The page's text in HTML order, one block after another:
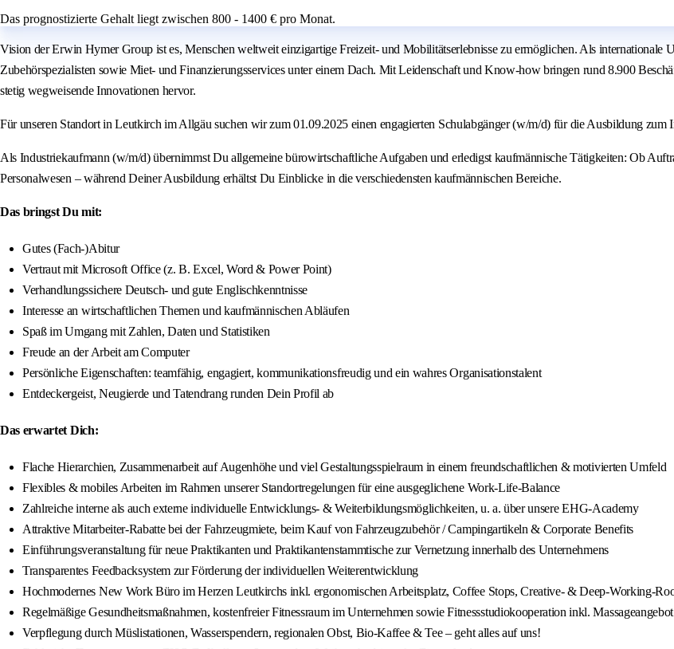
Das prognostizierte Gehalt liegt zwischen 800 - 1400 € pro Monat.
Vision der Erwin Hymer Group ist es, Menschen weltweit einzigartige Freizeit- und Mobilitätserlebnisse zu ermöglichen. Als internationale
Zubehörspezialisten sowie Miet- und Finanzierungsservices unter einem Dach. Mit Leidenschaft und Know-how bringen rund 8.900
stetig wegweisende Innovationen hervor.
Für unseren Standort in Leutkirch im Allgäu suchen wir zum 01.09.2025 einen engagierten Schulabgänger (w/m/d) für die Ausbildung
Als Industriekaufmann (w/m/d) übernimmst Du allgemeine bürowirtschaftliche Aufgaben und erledigst kaufmännische Tätigkeiten: Ob
Personalwesen – während Deiner Ausbildung erhältst Du Einblicke in die verschiedensten kaufmännischen Bereiche.
Das bringst Du mit:
Gutes (Fach-)Abitur
Vertraut mit Microsoft Office (z. B. Excel, Word & Power Point)
Verhandlungssichere Deutsch- und gute Englischkenntnisse
Interesse an wirtschaftlichen Themen und kaufmännischen Abläufen
Spaß im Umgang mit Zahlen, Daten und Statistiken
Freude an der Arbeit am Computer
Persönliche Eigenschaften: teamfähig, engagiert, kommunikationsfreudig und ein wahres Organisationstalent
Entdeckergeist, Neugierde und Tatendrang runden Dein Profil ab
Das erwartet Dich:
Flache Hierarchien, Zusammenarbeit auf Augenhöhe und viel Gestaltungsspielraum in einem freundschaftlichen & motivierten Umfeld
Flexibles & mobiles Arbeiten im Rahmen unserer Standortregelungen für eine ausgeglichene Work-Life-Balance
Zahlreiche interne als auch externe individuelle Entwicklungs- & Weiterbildungsmöglichkeiten, u. a. über unsere EHG-Academy
Attraktive Mitarbeiter-Rabatte bei der Fahrzeugmiete, beim Kauf von Fahrzeugzubehör / Campingartikeln & Corporate Benefits
Einführungsveranstaltung für neue Praktikanten und Praktikantenstammtische zur Vernetzung innerhalb des Unternehmens
Transparentes Feedbacksystem zur Förderung der individuellen Weiterentwicklung
Hochmodernes New Work Büro im Herzen Leutkirchs inkl. ergonomischen Arbeitsplatz, Coffee Stops, Creative- & Deep-Working-
Regelmäßige Gesundheitsmaßnahmen, kostenfreier Fitnessraum im Unternehmen sowie Fitnessstudiokooperation inkl. Massageangebot
Verpflegung durch Müslistationen, Wasserspendern, regionalen Obst, Bio-Kaffee & Tee – geht alles auf uns!